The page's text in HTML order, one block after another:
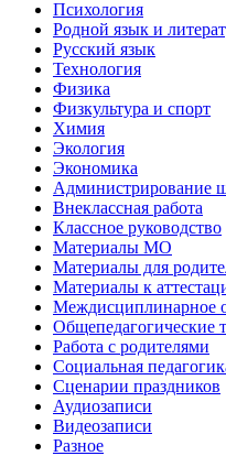
Психология
Родной язык и
Русский язык
Технология
Физика
Физкультура и спорт
Химия
Экология
Экономика
Администрирование
Внеклассная работа
Классное руководство
Материалы МО
Материалы для
Материалы к
Междисциплинарное
Общепедагогические
Работа с родителями
Социальная
Сценарии праздников
Аудиозаписи
Видеозаписи
Разное